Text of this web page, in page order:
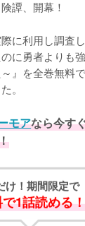
譚、開幕！
に利用し調査
に勇者よりも
』を全巻無料
。
モアなら今す
け！期間限定で
1話読める！